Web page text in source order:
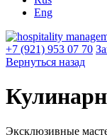
Eng
+7 (921) 953 07 70
Вернуться назад
Эксклюзивные